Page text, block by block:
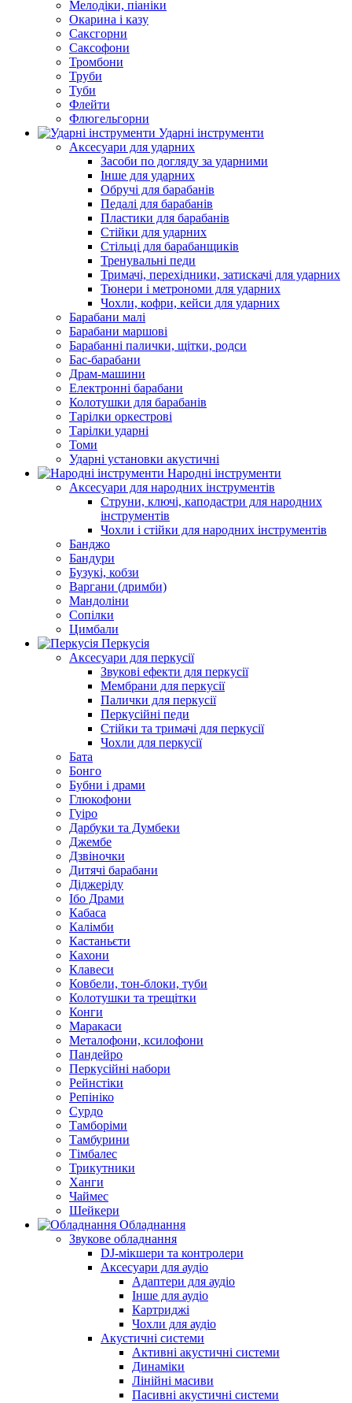
Мелодіки, піаніки
Окарина і казу
Саксгорни
Саксофони
Тромбони
Труби
Туби
Флейти
Флюгельгорни
Ударні інструменти
Аксесуари для ударних
Засоби по догляду за ударними
Інше для ударних
Обручі для барабанів
Педалі для барабанів
Пластики для барабанів
Стійки для ударних
Стільці для барабанщиків
Тренувальні педи
Тримачі, перехідники, затискачі для ударних
Тюнери і метрономи для ударних
Чохли, кофри, кейси для ударних
Барабани малі
Барабани маршові
Барабанні палички, щітки, родси
Бас-барабани
Драм-машини
Електронні барабани
Колотушки для барабанів
Тарілки оркестрові
Тарілки ударні
Томи
Ударні установки акустичні
Народні інструменти
Аксесуари для народних інструментів
Струни, ключі, каподастри для народних
інструментів
Чохли і стійки для народних інструментів
Банджо
Бандури
Бузукі, кобзи
Варгани (дримби)
Мандоліни
Сопілки
Цимбали
Перкусія
Аксесуари для перкусії
Звукові ефекти для перкусії
Мембрани для перкусії
Палички для перкусії
Перкусійні педи
Стійки та тримачі для перкусії
Чохли для перкусії
Бата
Бонго
Бубни і драми
Глюкофони
Гуіро
Дарбуки та Думбеки
Джембе
Дзвіночки
Дитячі барабани
Діджеріду
Ібо Драми
Кабаса
Калімби
Кастаньєти
Кахони
Клавеси
Ковбели, тон-блоки, туби
Колотушки та трещітки
Конги
Маракаси
Металофони, ксилофони
Пандейро
Перкусійні набори
Рейнстіки
Репініко
Сурдо
Тамборіми
Тамбурини
Тімбалес
Трикутники
Ханги
Чаймес
Шейкери
Обладнання
Звукове обладнання
DJ-мікшери та контролери
Аксесуари для аудіо
Адаптери для аудіо
Інше для аудіо
Картриджі
Чохли для аудіо
Акустичні системи
Активні акустичні системи
Динаміки
Лінійні масиви
Пасивні акустичні системи